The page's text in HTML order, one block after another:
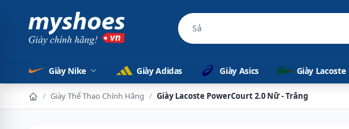
Sản phẩm chính hãng
Giày Nike Giày Adidas Giày Asics Giày Lacoste
/ Giày Thể Thao Chính Hãng / Giày Lacoste PowerCourt 2.0 Nữ - Trắng